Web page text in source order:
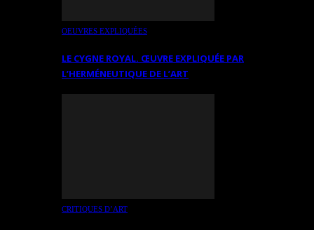
OEUVRES EXPLIQUÉES
LE CYGNE ROYAL. ŒUVRE EXPLIQUÉE PAR
L’HERMÉNEUTIQUE DE L’ART
CRITIQUES D’ART